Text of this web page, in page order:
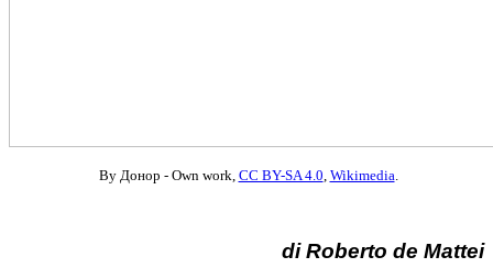
By Донор - Own work, CC BY-SA 4.0 Wikimedia
di Roberto de Mattei